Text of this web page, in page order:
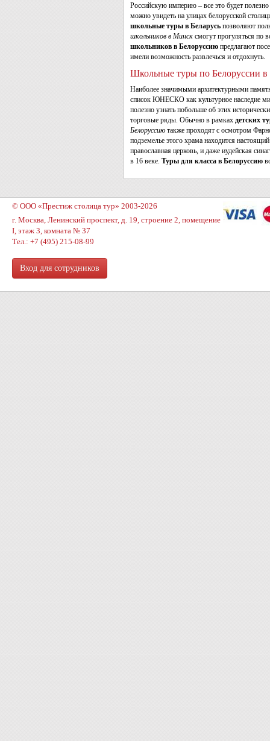
Российскую империю – все это будет полезно
можно увидеть на улицах белорусской
школьные туры в Беларусь позволяют
школьников в Минск смогут прогуляться по
школьников в Белоруссию предлагают
имели возможность развлечься и отдохнуть.
Школьные туры по Белоруссии в
Наиболее значимыми архитектурными
список ЮНЕСКО как культурное наследие
полезно узнать побольше об этих
торговые ряды. Обычно в рамках детских
Белоруссию также проходят с осмотром
подземелье этого храма находится
православная церковь, и даже иудейская
в 16 веке. Туры для класса в Белоруссию
© ООО «Престиж столица тур» 2003-2026
г. Москва, Ленинский проспект, д. 19, строение 2, помещение
I, этаж 3, комната № 37
Тел.: +7 (495) 215-08-99
Вход для сотрудников